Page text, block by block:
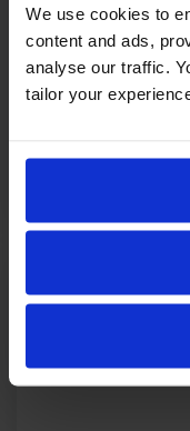
We use cookies to
content and ads,
analyse our traffic.
tailor your
propias del
¿cómo lo ven
ser conscientes
y retomar...